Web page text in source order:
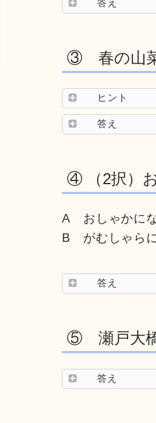
答え
③ 春の山菜
ヒント
答え
④ （2択）
A おしゃかに
B がむしゃら
答え
⑤ 瀬戸大橋
答え